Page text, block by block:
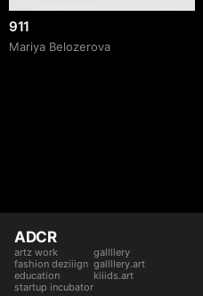
911
Mariya Belozerova
ADCR
artz work
fashion deziiign
education
startup incubator
gallllery
gallllery.art
kiiids.art